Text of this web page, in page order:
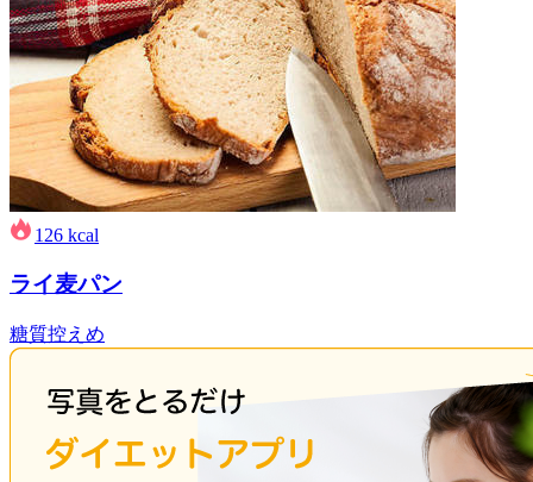
126 kcal
ライ麦パン
糖質控えめ